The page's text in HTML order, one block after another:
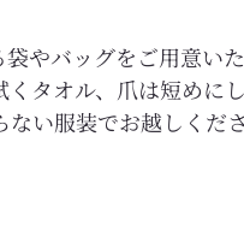
やバッグをご用意い
タオル、爪は短めに
い服装でお越しくださ